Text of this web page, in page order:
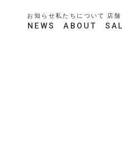
お知らせ
NEWS
私たちについて
ABOUT
店